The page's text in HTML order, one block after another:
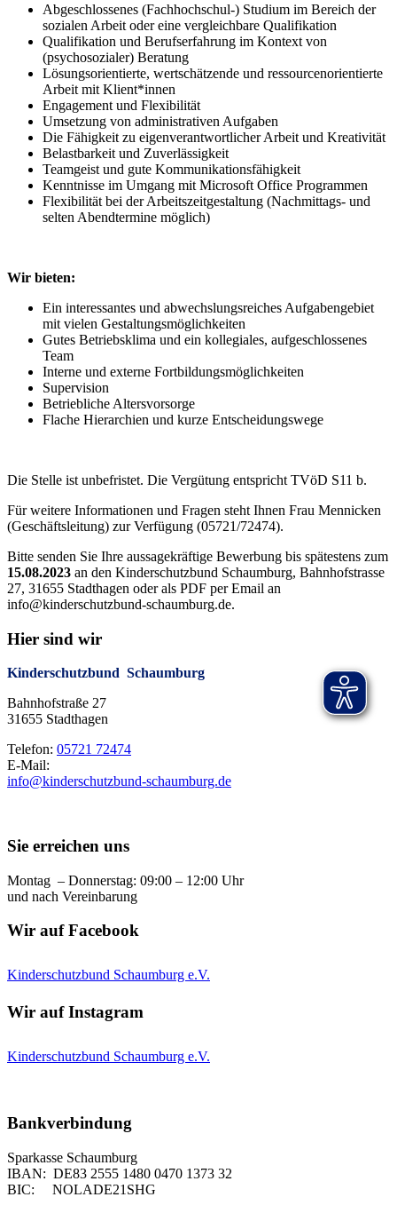
Abgeschlossenes (Fachhochschul-) Studium im Bereich der
sozialen Arbeit oder eine vergleichbare Qualifikation
Qualifikation und Berufserfahrung im Kontext von
(psychosozialer) Beratung
Lösungsorientierte, wertschätzende und ressourcenorientierte
Arbeit mit Klient*innen
Engagement und Flexibilität
Umsetzung von administrativen Aufgaben
Die Fähigkeit zu eigenverantwortlicher Arbeit und Kreativität
Belastbarkeit und Zuverlässigkeit
Teamgeist und gute Kommunikationsfähigkeit
Kenntnisse im Umgang mit Microsoft Office Programmen
Flexibilität bei der Arbeitszeitgestaltung (Nachmittags- und
selten Abendtermine möglich)
Wir bieten:
Ein interessantes und abwechslungsreiches Aufgabengebiet
mit vielen Gestaltungsmöglichkeiten
Gutes Betriebsklima und ein kollegiales, aufgeschlossenes
Team
Interne und externe Fortbildungsmöglichkeiten
Supervision
Betriebliche Altersvorsorge
Flache Hierarchien und kurze Entscheidungswege
Die Stelle ist unbefristet. Die Vergütung entspricht TVöD S11 b.
Für weitere Informationen und Fragen steht Ihnen Frau Mennicken
(Geschäftsleitung) zur Verfügung (05721/72474).
Bitte senden Sie Ihre aussagekräftige Bewerbung bis spätestens zum
15.08.2023 an den Kinderschutzbund Schaumburg, Bahnhofstrasse
27, 31655 Stadthagen oder als PDF per Email an
info@kinderschutzbund-schaumburg.de.
Hier sind wir
Kinderschutzbund Schaumburg
Bahnhofstraße 27
31655 Stadthagen
Telefon: 05721 72474
E-Mail:
info@kinderschutzbund-schaumburg.de
Sie erreichen uns
Montag – Donnerstag: 09:00 – 12:00 Uhr
und nach Vereinbarung
Wir auf Facebook
Kinderschutzbund Schaumburg e.V.
Wir auf Instagram
Kinderschutzbund Schaumburg e.V.
Bankverbindung
Sparkasse Schaumburg
IBAN: DE83 2555 1480 0470 1373 32
BIC: NOLADE21SHG